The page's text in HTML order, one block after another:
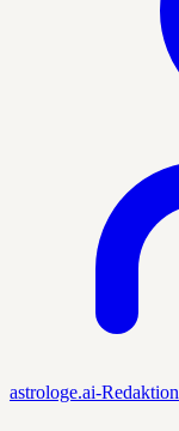
astrologe.ai-Redaktion